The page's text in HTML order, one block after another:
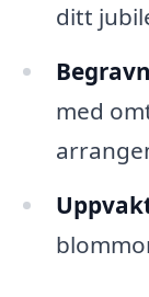
ditt
med